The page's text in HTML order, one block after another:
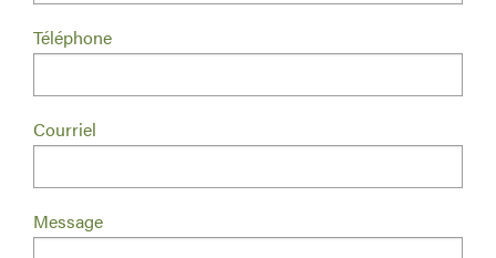
Téléphone
Courriel
Message